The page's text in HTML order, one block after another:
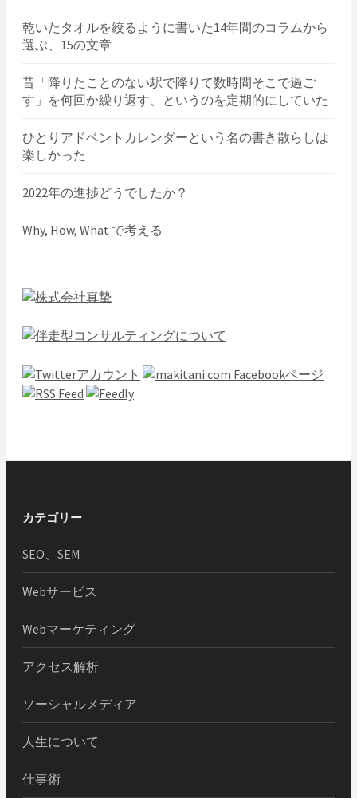
乾いたタオルを絞るように書いた14年間のコラムから
選ぶ、15の文章
昔「降りたことのない駅で降りて数時間そこで過ご
す」を何回か繰り返す、というのを定期的にしていた
ひとりアドベントカレンダーという名の書き散らしは
楽しかった
2022年の進捗どうでしたか？
Why, How, What で考える
カテゴリー
SEO、SEM
Webサービス
Webマーケティング
アクセス解析
ソーシャルメディア
人生について
仕事術